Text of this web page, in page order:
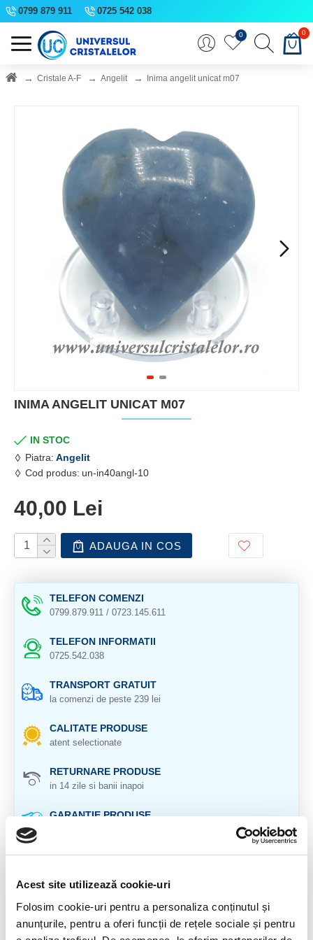
Acest site utilizează cookie-uri
Folosim cookie-uri pentru a personaliza conținutul și
anunțurile, pentru a oferi funcții de rețele sociale și pentru
0799 879 911 0725 542 038
0 0
Cristale A-F Angelit Inima angelit unicat m07
INIMA ANGELIT UNICAT M07
IN STOC
Piatra: Angelit
Cod produs: un-in40angl-10
40,00 Lei
ADAUGA IN COS
TELEFON COMENZI
0799.879.911 / 0723.145.611
TELEFON INFORMATII
0725.542.038
TRANSPORT GRATUIT
la comenzi de peste 239 lei
CALITATE PRODUSE
atent selectionate
RETURNARE PRODUSE
in 14 zile si banii inapoi
GARANTIE PRODUSE
Origine: Peru
Cristal natural 100 %.